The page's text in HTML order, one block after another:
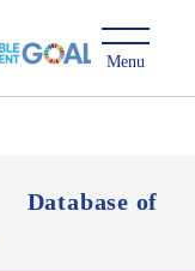
Database of